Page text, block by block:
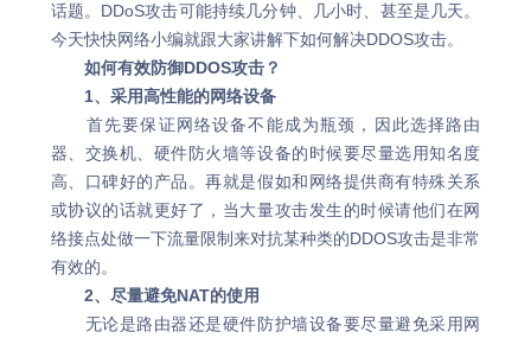
话题。DDoS攻击可能持续几分钟、几小时、甚至是几天。
今天快快网络小编就跟大家讲解下如何解决DDOS攻击。
如何有效防御DDOS攻击？
1、采用高性能的网络设备
首先要保证网络设备不能成为瓶颈，因此选择路由
器、交换机、硬件防火墙等设备的时候要尽量选用知名度
高、口碑好的产品。再就是假如和网络提供商有特殊关系
或协议的话就更好了，当大量攻击发生的时候请他们在网
络接点处做一下流量限制来对抗某种类的DDOS攻击是非常
有效的。
2、尽量避免NAT的使用
无论是路由器还是硬件防护墙设备要尽量避免采用网